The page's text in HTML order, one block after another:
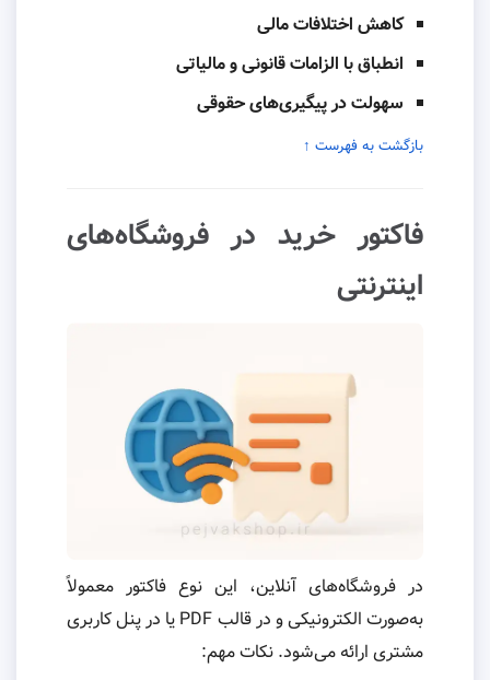
کاهش اختلافات مالی
انطباق با الزامات قانونی و مالیاتی
سهولت در پیگیری‌های حقوقی
بازگشت به فهرست ↑
فاکتور خرید در فروشگاه‌های
اینترنتی
در فروشگاه‌های آنلاین، این نوع فاکتور معمولاً
به‌صورت الکترونیکی و در قالب PDF یا در پنل کاربری
مشتری ارائه می‌شود. نکات مهم: